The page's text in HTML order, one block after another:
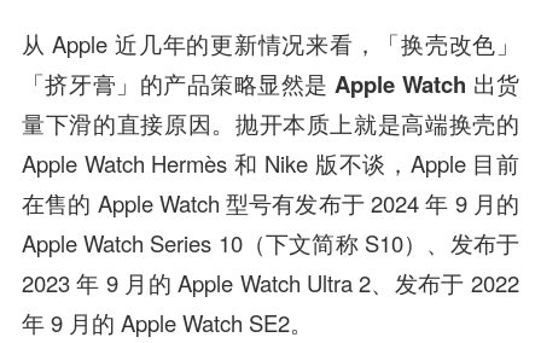
从 Apple 近几年的更新情况来看，
「换壳改色」
「挤牙膏」的产品策略显然是 Apple Watch 出货
量下滑的直接原因。 抛开本质上就是高端换壳的
Apple Watch Hermès 和 Nike 版不谈，Apple 目前
在售的 Apple Watch 型号有发布于 2024 年 9 月的
Apple Watch Series 10（下文简称 S10）、发布于
2023 年 9 月的 Apple Watch Ultra 2、发布于 2022
年 9 月的 Apple Watch SE2。